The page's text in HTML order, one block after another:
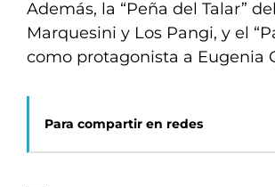
Además, la “Peña del Talar”
Marquesini y Los Pangi, y el
como protagonista a Eugenia
Para compartir en redes